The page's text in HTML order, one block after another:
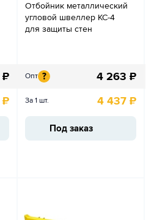
₽
₽
Отбойник металлический
угловой швеллер КС-4
для защиты стен
Опт ? 4 263 ₽
За 1 шт. 4 437 ₽
Под заказ